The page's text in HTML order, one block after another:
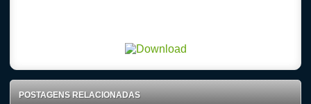
POSTAGENS RELACIONADAS